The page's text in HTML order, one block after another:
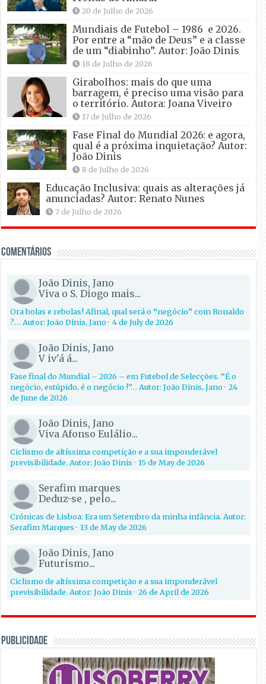
20 de Julho de 2026
Mundiais de Futebol – 1986 e 2026.
Por entre a “mão de Deus” e a classe
de um “diabinho”. Autor: João Dinis
18 de Julho de 2026
Girabolhos: mais do que uma
barragem, é preciso uma visão para
o território. Autora: Joana Viveiro
17 de Julho de 2026
Fase Final do Mundial 2026: e agora,
qual é a próxima inquietação? Autor:
João Dinis
8 de Julho de 2026
Educação Inclusiva: quais as alterações já
anunciadas? Autor: Renato Nunes
7 de Julho de 2026
Comentários
João Dinis, Jano
Viva o S. Diogo mais...
Ora bolas e rebolas! Afinal, qual será o “negócio” com Ronaldo
?… Autor: João Dinis, Jano·4 de July de 2026
João Dinis, Jano
V iv'á á...
Fase final do Mundial – 2026 – em Futebol de Selecções. “É o
negócio, estúpido, é o negócio !”… Autor: João Dinis, Jano·24
de June de 2026
João Dinis, Jano
Viva Afonso Eulálio...
Ciclismo de altíssima competição e a sua imponderável
previsibilidade. Autor: João Dinis·15 de May de 2026
Serafim marques
Deduz-se , pelo...
Crónicas de Lisboa: Era um Setembro da minha infância. Autor:
Serafim Marques·13 de May de 2026
João Dinis, Jano
Futurismo...
Ciclismo de altíssima competição e a sua imponderável
previsibilidade. Autor: João Dinis·26 de April de 2026
PUBLICIDADE